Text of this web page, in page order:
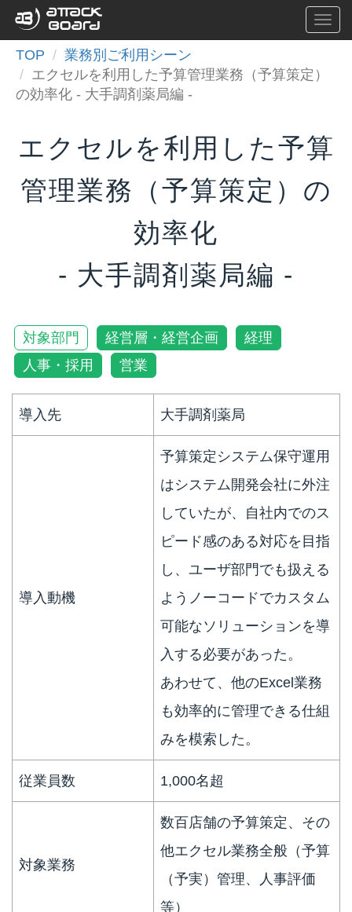
TOP
業務別ご利用シーン
エクセルを利用した予算管理業務（予算策定）
の効率化 - 大手調剤薬局編 -
エクセルを利用した予算
管理業務（予算策定）の
効率化
- 大手調剤薬局編 -
対象部門 経営層・経営企画
経理
人事・採用
営業
導入先 大手調剤薬局
導入動機
予算策定システム保守運用
はシステム開発会社に外注
していたが、自社内でのス
ピード感のある対応を目指
し、ユーザ部門でも扱える
ようノーコードでカスタム
可能なソリューションを導
入する必要があった。
あわせて、他のExcel業務
も効率的に管理できる仕組
みを模索した。
従業員数 1,000名超
対象業務
数百店舗の予算策定、その
他エクセル業務全般（予算
（予実）管理、人事評価
等）